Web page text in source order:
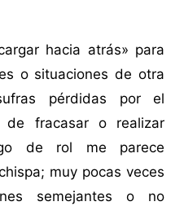
hacia atrás» para
o situaciones de otra
pérdidas por el
de fracasar o realizar
de rol me parece
muy pocas veces
semejantes o no